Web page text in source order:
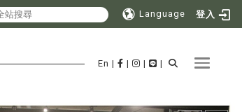
Language 登入
Toggle
En | | | |